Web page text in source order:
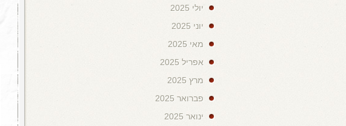
יולי 2025
יוני 2025
מאי 2025
אפריל 2025
מרץ 2025
פברואר 2025
ינואר 2025